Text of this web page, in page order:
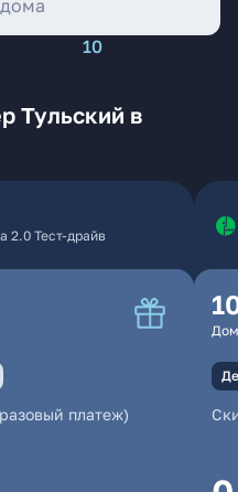
10
Тульский в
2.0 Тест-драйв
платеж)